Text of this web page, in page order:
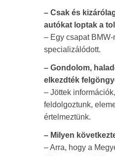
– Csak és
autókat loptak a
– Egy csapat BMW-
specializálódott.
– Gondolom,
elkezdték
– Jöttek
feldolgoztunk,
értelmeztünk.
– Milyen
– Arra, hogy a